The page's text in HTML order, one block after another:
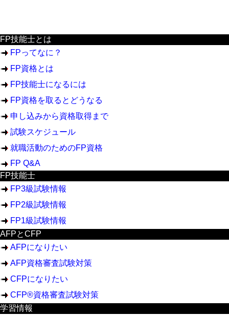
FP技能士とは
FPってなに？
FP資格とは
FP技能士になるには
FP資格を取るとどうなる
申し込みから資格取得まで
試験スケジュール
就職活動のためのFP資格
FP Q&A
FP技能士
FP3級試験情報
FP2級試験情報
FP1級試験情報
AFPとCFP
AFPになりたい
AFP資格審査試験対策
CFPになりたい
CFP®資格審査試験対策
学習情報